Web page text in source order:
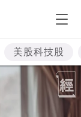
美股科技股